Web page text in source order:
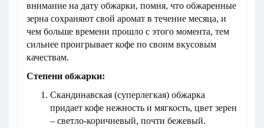
внимание на дату обжарки, помня, что обжаренные
зерна сохраняют свой аромат в течение месяца, и
чем больше времени прошло с этого момента, тем
сильнее проигрывает кофе по своим вкусовым
качествам.
Степени обжарки:
Скандинавская (суперлегкая) обжарка
придает кофе нежность и мягкость, цвет зерен
– светло-коричневый, почти бежевый.